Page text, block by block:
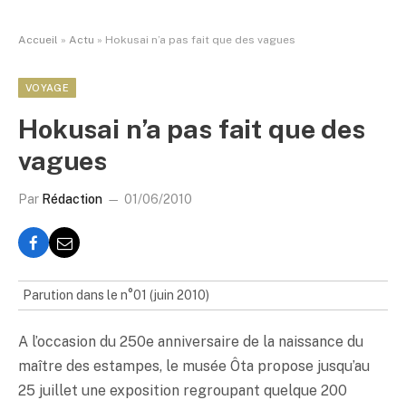
Accueil » Actu » Hokusai n’a pas fait que des vagues
VOYAGE
Hokusai n’a pas fait que des
vagues
Par Rédaction 01/06/2010
Parution dans le n°01 (juin 2010)
A l’occasion du 250e anniversaire de la naissance du
maître des estampes, le musée Ôta propose jusqu’au
25 juillet une exposition regroupant quelque 200